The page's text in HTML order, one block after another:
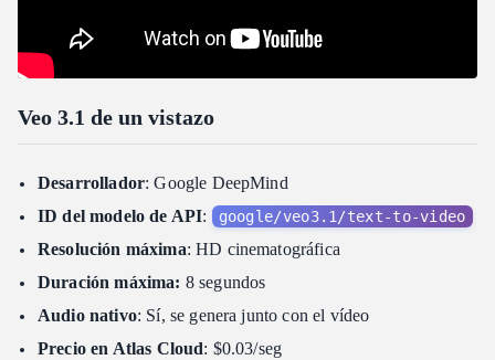
Elige Veo 3.1 si:
Preguntas frecuentes
¿Es gratuito usar Veo 3.1?
¿Qué resolución y tasa de fotogramas soporta Veo 3.1?
¿Veo 3.1 genera audio automáticamente?
¿Cómo se compara Veo 3.1 con Sora 2?
¿Puedo usar Veo 3.1 para proyectos comerciales?
Veo 3.1 de un vistazo
Desarrollador: Google DeepMind
ID del modelo de API: google/veo3.1/text-to-video
Resolución máxima: HD cinematográfica
Duración máxima: 8 segundos
Audio nativo: Sí, se genera junto con el vídeo
Precio en Atlas Cloud: $0.03/seg